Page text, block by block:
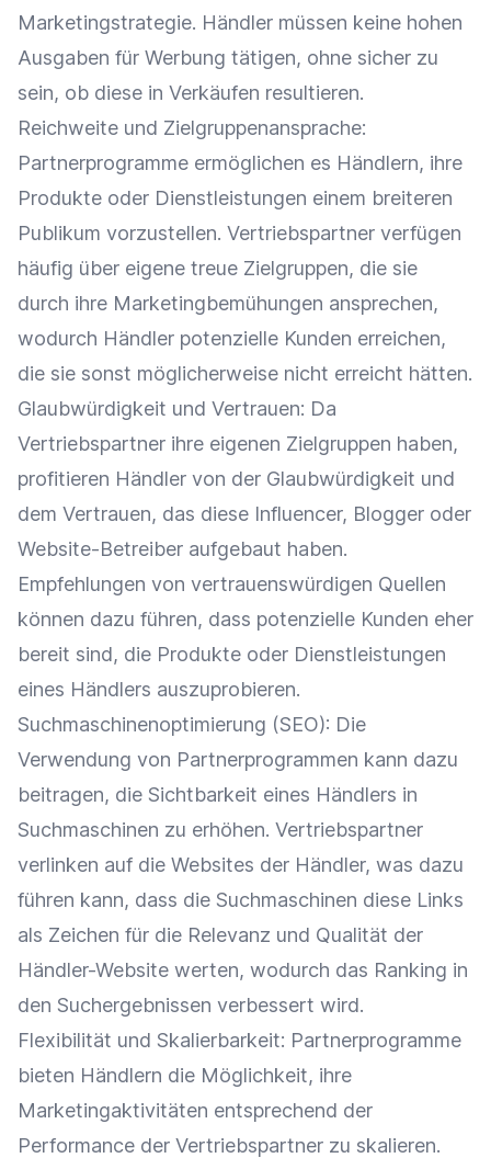
Marketingstrategie. Händler müssen keine hohen
Ausgaben für Werbung tätigen, ohne sicher zu
sein, ob diese in Verkäufen resultieren.
Reichweite und Zielgruppenansprache:
Partnerprogramme ermöglichen es Händlern, ihre
Produkte oder Dienstleistungen einem breiteren
Publikum vorzustellen. Vertriebspartner verfügen
häufig über eigene treue Zielgruppen, die sie
durch ihre Marketingbemühungen ansprechen,
wodurch Händler potenzielle Kunden erreichen,
die sie sonst möglicherweise nicht erreicht hätten.
Glaubwürdigkeit und Vertrauen: Da
Vertriebspartner ihre eigenen Zielgruppen haben,
profitieren Händler von der Glaubwürdigkeit und
dem Vertrauen, das diese Influencer, Blogger oder
Website-Betreiber aufgebaut haben.
Empfehlungen von vertrauenswürdigen Quellen
können dazu führen, dass potenzielle Kunden eher
bereit sind, die Produkte oder Dienstleistungen
eines Händlers auszuprobieren.
Suchmaschinenoptimierung (SEO): Die
Verwendung von Partnerprogrammen kann dazu
beitragen, die Sichtbarkeit eines Händlers in
Suchmaschinen zu erhöhen. Vertriebspartner
verlinken auf die Websites der Händler, was dazu
führen kann, dass die Suchmaschinen diese Links
als Zeichen für die Relevanz und Qualität der
Händler-Website werten, wodurch das Ranking in
den Suchergebnissen verbessert wird.
Flexibilität und Skalierbarkeit: Partnerprogramme
bieten Händlern die Möglichkeit, ihre
Marketingaktivitäten entsprechend der
Performance der Vertriebspartner zu skalieren.